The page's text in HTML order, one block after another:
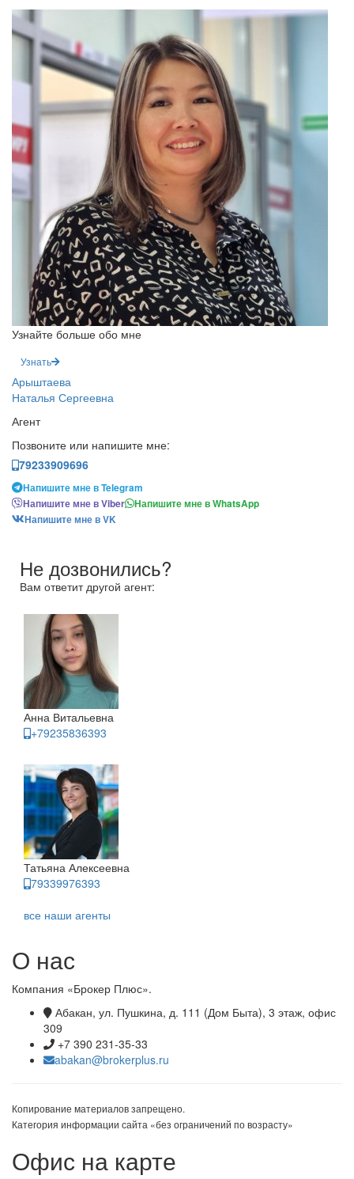
Узнайте больше обо мне
Узнать
Арыштаева
Наталья Сергеевна
Агент
Позвоните или напишите мне:
79233909696
Напишите мне в Telegram
Напишите мне в Viber
Напишите мне в WhatsApp
Напишите мне в VK
Не дозвонились?
Вам ответит другой агент:
Анна Витальевна
+79235836393
Татьяна Алексеевна
79339976393
все наши агенты
О нас
Компания «Брокер Плюс».
Абакан, ул. Пушкина, д. 111 (Дом Быта), 3 этаж, офис
309
+7 390 231-35-33
abakan@brokerplus.ru
Копирование материалов запрещено.
Категория информации сайта «без ограничений по возрасту»
Офис на карте